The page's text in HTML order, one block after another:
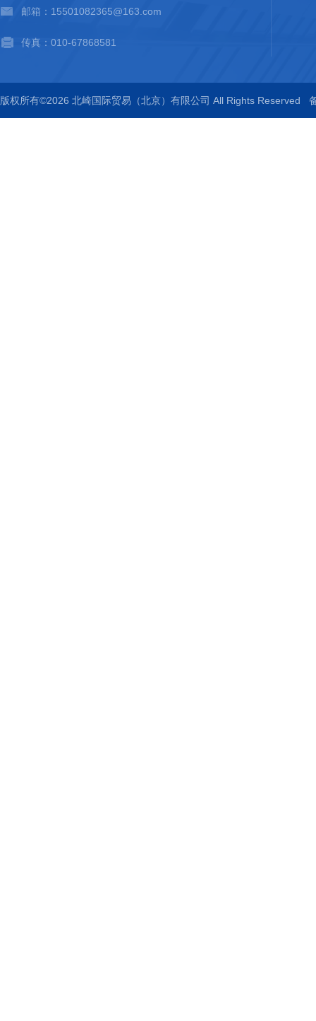
邮箱：15501082365@163.com
传真：010-67868581
版权所有©2026 北崎国际贸易（北京）有限公司 All Rights Reserved